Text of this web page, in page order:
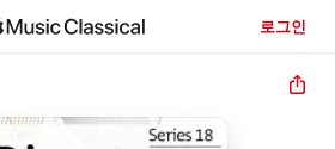
로그인